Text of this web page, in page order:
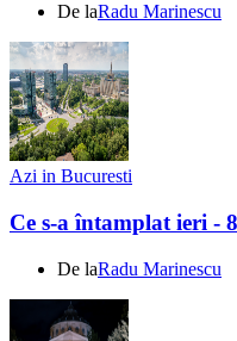
De laRadu Marinescu
Azi in Bucuresti
Ce s-a întamplat ieri -
De laRadu Marinescu